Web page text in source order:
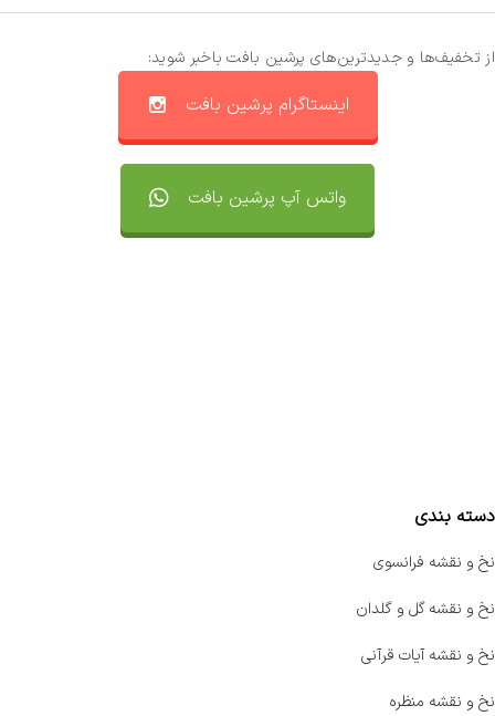
از تخفیف‌ها و جدیدترین‌های پرشین بافت باخبر شوید:
اینستاگرام پرشین بافت
واتس آپ پرشین بافت
دسته بندی
نخ و نقشه فرانسوی
نخ و نقشه گل و گلدان
نخ و نقشه آیات قرآنی
نخ و نقشه منظره